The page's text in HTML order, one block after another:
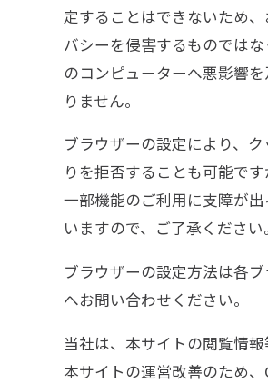
定することはできないため
バシーを侵害するものでは
のコンピューターへ悪影響
りません。
ブラウザーの設定により、
りを拒否することも可能で
一部機能のご利用に支障が
いますので、ご了承ください。
ブラウザーの設定方法は各
へお問い合わせください。
当社は、本サイトの閲覧情
本サイトの運営改善のため